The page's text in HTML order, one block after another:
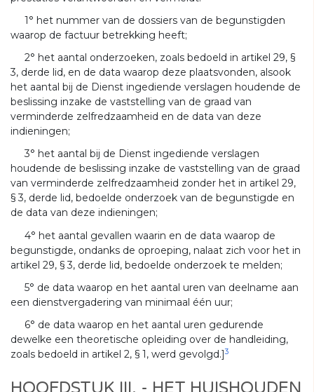
1° het nummer van de dossiers van de begunstigden
waarop de factuur betrekking heeft;
2° het aantal onderzoeken, zoals bedoeld in artikel 29, §
3, derde lid, en de data waarop deze plaatsvonden, alsook
het aantal bij de Dienst ingediende verslagen houdende de
beslissing inzake de vaststelling van de graad van
verminderde zelfredzaamheid en de data van deze
indieningen;
3° het aantal bij de Dienst ingediende verslagen
houdende de beslissing inzake de vaststelling van de graad
van verminderde zelfredzaamheid zonder het in artikel 29,
§ 3, derde lid, bedoelde onderzoek van de begunstigde en
de data van deze indieningen;
4° het aantal gevallen waarin en de data waarop de
begunstigde, ondanks de oproeping, nalaat zich voor het in
artikel 29, § 3, derde lid, bedoelde onderzoek te melden;
5° de data waarop en het aantal uren van deelname aan
een dienstvergadering van minimaal één uur;
6° de data waarop en het aantal uren gedurende
dewelke een theoretische opleiding over de handleiding,
zoals bedoeld in artikel 2, § 1, werd gevolgd.]3